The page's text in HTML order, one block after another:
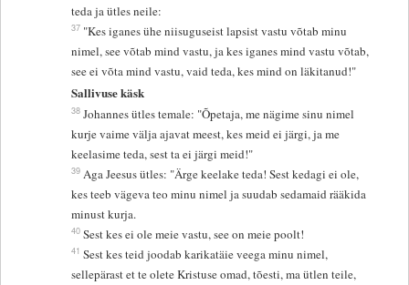
teda ja ütles neile:
37 "Kes iganes ühe niisuguseist lapsist vastu võtab minu
nimel, see võtab mind vastu, ja kes iganes mind vastu võtab,
see ei võta mind vastu, vaid teda, kes mind on läkitanud!"
Sallivuse käsk
38 Johannes ütles temale: "Õpetaja, me nägime sinu nimel
kurje vaime välja ajavat meest, kes meid ei järgi, ja me
keelasime teda, sest ta ei järgi meid!"
39 Aga Jeesus ütles: "Ärge keelake teda! Sest kedagi ei ole,
kes teeb vägeva teo minu nimel ja suudab sedamaid rääkida
minust kurja.
40 Sest kes ei ole meie vastu, see on meie poolt!
41 Sest kes teid joodab karikatäie veega minu nimel,
sellepärast et te olete Kristuse omad, tõesti, ma ütlen teile,